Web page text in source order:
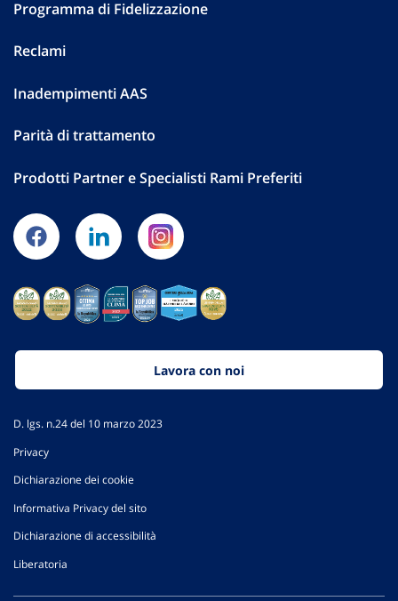
Programma di Fidelizzazione
Reclami
Inadempimenti AAS
Parità di trattamento
Prodotti Partner e Specialisti Rami Preferiti
Lavora con noi
D. lgs. n.24 del 10 marzo 2023
Privacy
Dichiarazione dei cookie
Informativa Privacy del sito
Dichiarazione di accessibilità
Liberatoria